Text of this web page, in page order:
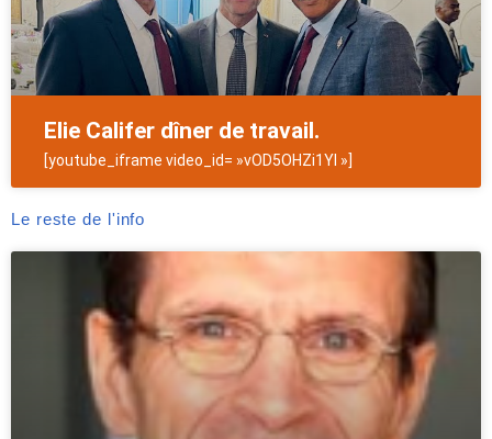
Elie Califer dîner de travail.
[youtube_iframe video_id= »vOD5OHZi1YI »]
Le reste de l'info